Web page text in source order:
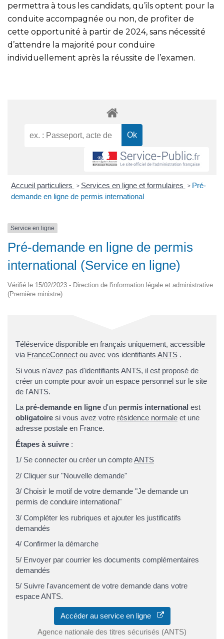
permettra à tous les candidats, qu’ils optent pour la
conduite accompagnée ou non, de profiter de
cette opportunité à partir de 2024, sans nécessité
d’attendre la majorité pour conduire
individuellement après la réussite de l’examen.
Accueil particuliers > Services en ligne et formulaires > Pré-
demande en ligne de permis international
Service en ligne
Pré-demande en ligne de permis
international (Service en ligne)
Vérifié le 15/02/2023 - Direction de l'information légale et administrative
(Première ministre)
Téléservice disponible en français uniquement, accessible
via FranceConnect ou avec vos identifiants ANTS .
Si vous n'avez pas d'identifiants ANTS, il est proposé de
créer un compte pour avoir un espace personnel sur le site
de l'ANTS.
La pré-demande en ligne d'un permis international est
obligatoire si vous avez votre résidence normale et une
adresse postale en France.
Étapes à suivre :
1/ Se connecter ou créer un compteANTS
2/ Cliquer sur "Nouvelle demande"
3/ Choisir le motif de votre demande "Je demande un
permis de conduire international"
3/ Compléter les rubriques et ajouter les justificatifs
demandés
4/ Confirmer la démarche
5/ Envoyer par courrier les documents complémentaires
demandés
5/ Suivre l'avancement de votre demande dans votre
espace ANTS.
Accéder au service en ligne
Agence nationale des titres sécurisés (ANTS)